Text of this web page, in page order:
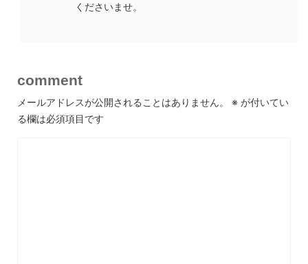
くださいませ。
comment
メールアドレスが公開されることはありません。 ※ が付いてい
る欄は必須項目です